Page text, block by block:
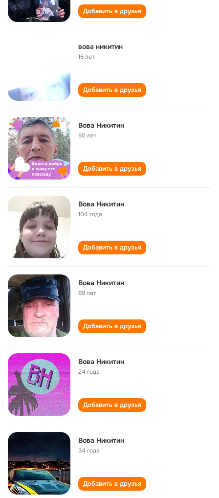
Добавить в друзья
вова никитин
16 лет
Добавить в друзья
Вова Никитин
50 лет
Добавить в друзья
Вова Никитин
104 года
Добавить в друзья
Вова Никитин
69 лет
Добавить в друзья
Вова Никитин
24 года
Добавить в друзья
Вова Никитин
34 года
Добавить в друзья